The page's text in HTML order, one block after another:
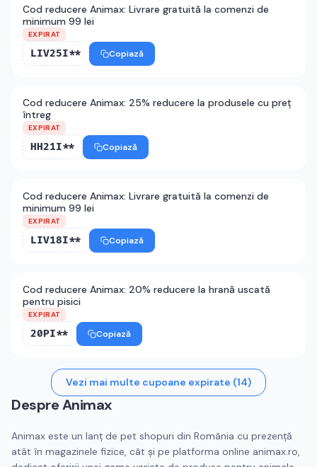
Cod reducere Animax: Livrare gratuită la comenzi de
minimum 99 lei
EXPIRAT
LIV25I** Copiază
Cod reducere Animax: 25% reducere la produsele cu preț
întreg
EXPIRAT
HH21I** Copiază
Cod reducere Animax: Livrare gratuită la comenzi de
minimum 99 lei
EXPIRAT
LIV18I** Copiază
Cod reducere Animax: 20% reducere la hrană uscată
pentru pisici
EXPIRAT
20PI** Copiază
Vezi mai multe cupoane expirate (14)
DespreAnimax
Animax este un lanț de pet shopuri din România cu prezență
atât în magazinele fizice, cât și pe platforma online animax.ro,